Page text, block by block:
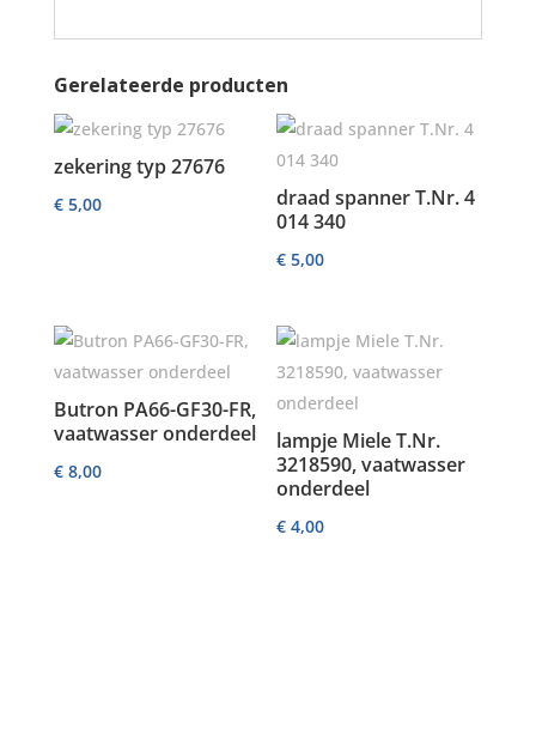
Gerelateerde producten
zekering typ 27676
€5,00
draad spanner T.Nr. 4
014 340
€ 5,00
Butron PA66-GF30-FR,
vaatwasser onderdeel
€8,00
lampje Miele T.Nr.
3218590, vaatwasser
onderdeel
€ 4,00